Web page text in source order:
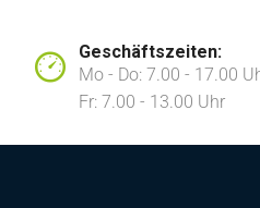
Geschäftszeiten:
Mo - Do: 7.00 - 17.00
Fr: 7.00 - 13.00 Uhr